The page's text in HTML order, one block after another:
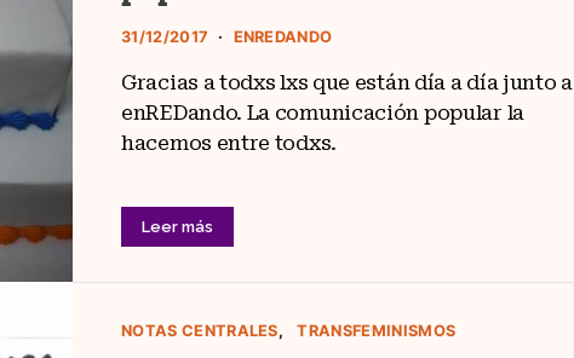
31/12/2017 ENREDANDO
Gracias a todxs lxs que están día a día junto a
enREDando. La comunicación popular la
hacemos entre todxs.
Leer más
NOTAS CENTRALES TRANSFEMINISMOS